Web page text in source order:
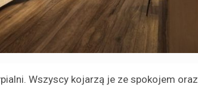
Wszyscy kojarzą je ze spokojem oraz